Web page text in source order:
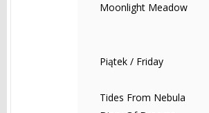
Moonlight Meadow
Piątek / Friday
Tides From Nebula